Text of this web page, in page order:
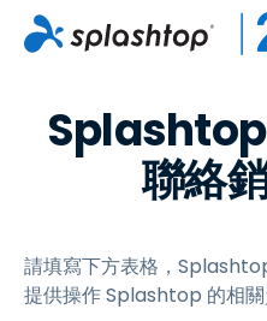
聯絡
請填寫下方表格，
提供操作 Splashtop 的相關